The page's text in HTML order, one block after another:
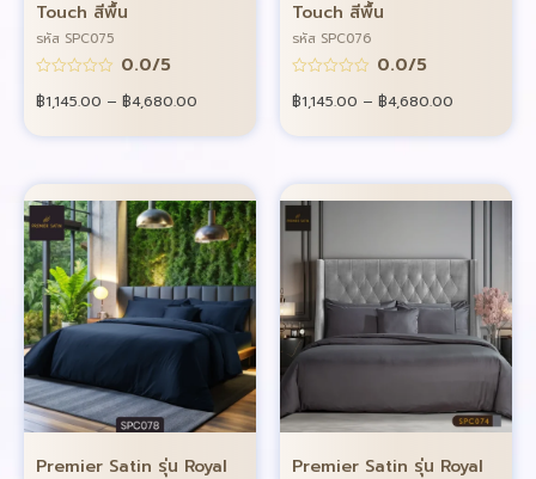
Touch สีพื้น
รหัส SPC075
0.0/5
฿1,145.00 – ฿4,680.00
Touch สีพื้น
รหัส SPC076
0.0/5
฿1,145.00 – ฿4,680.00
Premier Satin รุ่น Royal
Premier Satin รุ่น Royal